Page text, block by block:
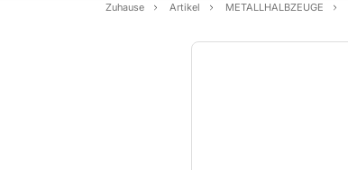
Zuhause Artikel METALLHALBZEUGE